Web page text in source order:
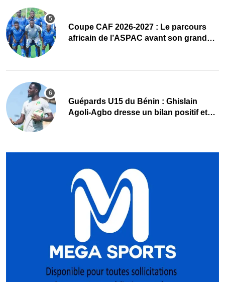
Coupe CAF 2026-2027 : Le parcours
africain de l’ASPAC avant son grand
Guépards U15 du Bénin : Ghislain
Agoli-Agbo dresse un bilan positif et